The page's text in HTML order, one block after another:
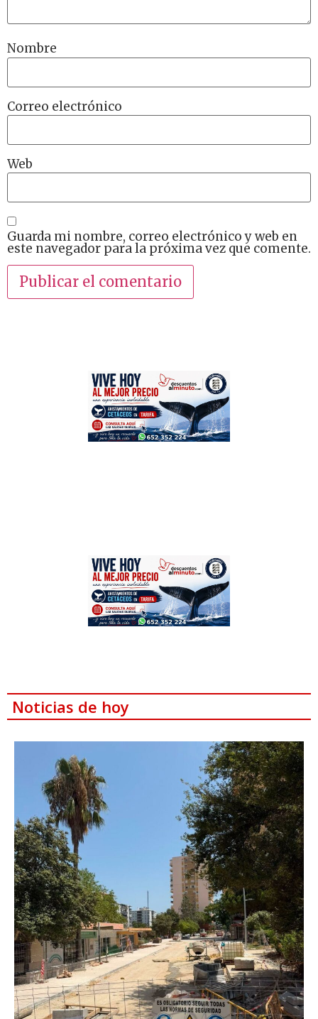
Nombre
Correo electrónico
Web
Guarda mi nombre, correo electrónico y web en
este navegador para la próxima vez que comente.
Noticias de hoy